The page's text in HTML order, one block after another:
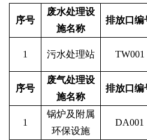
序号
废水处理设
施名称
排放口编
1 污水处理站 TW001
序号
废气处理设
施名称
排放口编
1
锅炉及附属
环保设施
DA001